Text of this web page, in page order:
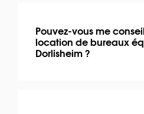
Pouvez-vous me
location de bureaux
Dorlisheim ?